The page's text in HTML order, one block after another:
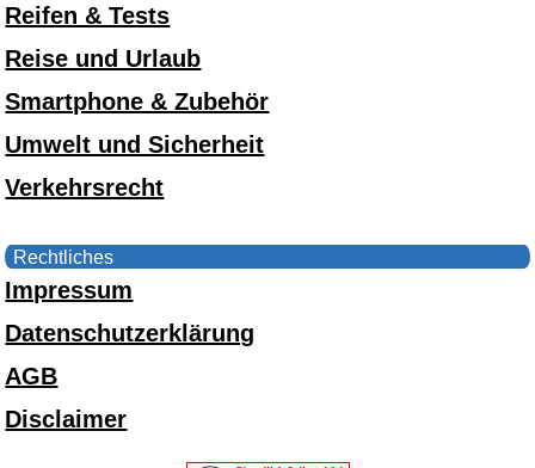
Reifen & Tests
Reise und Urlaub
Smartphone & Zubehör
Umwelt und Sicherheit
Verkehrsrecht
Rechtliches
Impressum
Datenschutzerklärung
AGB
Disclaimer